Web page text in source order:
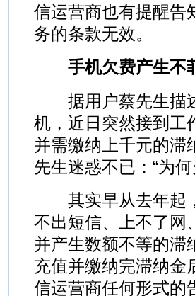
信运营商也有提醒告
务的条款无效。
手机欠费产生不
据用户蔡先生描述
机，近日突然接到工
并需缴纳上千元的滞
先生迷惑不已：“为
其实早从去年起，
不出短信、上不了网
并产生数额不等的滞
充值并缴纳完滞纳金
信运营商任何形式的